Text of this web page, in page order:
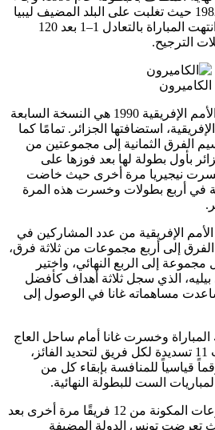
لقب غانا الرابع في نسخة 1982 حيث تغلبت على البلد المضيف ليبيا
في المباراة النهائية، والتي انتهت المباراة بالتعادل 1–1 بعد 120
الترجيح.
الكاميرون
في عام 1990، كانت كأس الأمم الإفريقية 1990 هي النسخة السابعة
استضافتها الجزائر. تمامًا كما
1988، تم تقسيم الفرق الثمانية إلى مجموعتين من
بأول بطولة لها بعد فوزها على
في النهائي 1–0، وخسرت نيجيريا مرة أخرى حيث خاضت
في أربع بطولات وخسرت هذه المرة
كأس الأمم الإفريقية من عدد المشاركين في
وتم تقسيم الفرق إلى أربع مجموعات من ثلاثة فرق،
إلى الربع النهائي، واختير
الذي سجل ثلاثة أهداف كأفضل
مساهماته غانا في الوصول إلى
وخسرت غانا أمام ساحل العاج
بركلات الترجيح التي شهدت 11 تسديدة لكل فريق لتحديد الفائز،
قياسياً للمنافسة بإبقاء كل من
الست للبطولة النهائية.
تم استخدام أسلوب المجموعات المكونة من 12 فريقًا مرة أخرى بعد
نسخة 1994، حيث تعرضت تونس الدولة المضيفة